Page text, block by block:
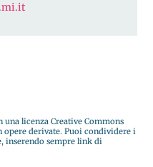
licenza Creative Commons
derivate. Puoi condividere i
inserendo sempre link di